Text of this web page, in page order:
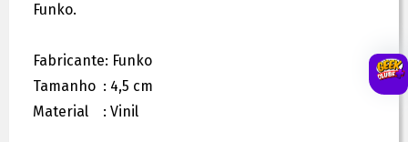
Funko.
Fabricante: Funko
Tamanho : 4,5 cm
Material : Vinil